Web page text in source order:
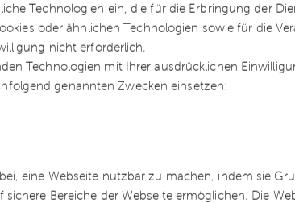
Technologien ein, die für die Erbringung der
oder ähnlichen Technologien sowie für die
nicht erforderlich.
Technologien mit Ihrer ausdrücklichen
genannten Zwecken einsetzen:
eine Webseite nutzbar zu machen, indem sie
Bereiche der Webseite ermöglichen. Die
informieren ihre Beschäftigten
Transparenz geschaffen. Durch die
Regelungen getroffen
eine fehlerhafte Lohnabrechnung
gemacht wurden, die als
begründet, ist bei der
die Lohnabrechnung beispielsweise